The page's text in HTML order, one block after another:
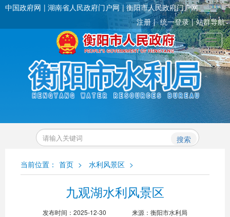
中国政府网 湖南省人民政府门户网
衡阳市人民政府门户网
注册
统一登录 站群导航
搜索
当前位置： 首页 > 水利风景区 >
九观湖水利风景区
发布时间：2025-12-30 来源：衡阳市水利局